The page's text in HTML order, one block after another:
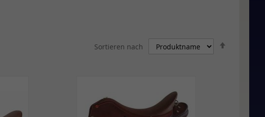
Sortieren nach